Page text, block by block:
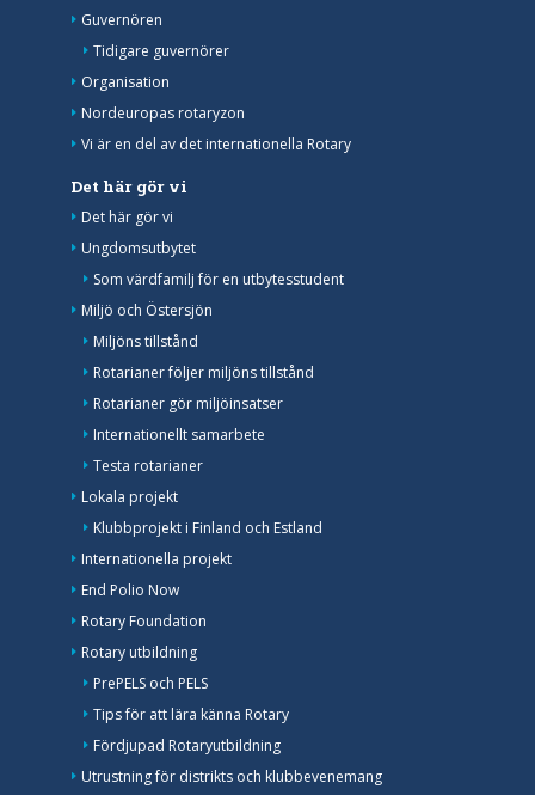
Guvernören
Tidigare guvernörer
Organisation
Nordeuropas rotaryzon
Vi är en del av det internationella Rotary
Det här gör vi
Det här gör vi
Ungdomsutbytet
Som värdfamilj för en utbytesstudent
Miljö och Östersjön
Miljöns tillstånd
Rotarianer följer miljöns tillstånd
Rotarianer gör miljöinsatser
Internationellt samarbete
Testa rotarianer
Lokala projekt
Klubbprojekt i Finland och Estland
Internationella projekt
End Polio Now
Rotary Foundation
Rotary utbildning
PrePELS och PELS
Tips för att lära känna Rotary
Fördjupad Rotaryutbildning
Utrustning för distrikts och klubbevenemang